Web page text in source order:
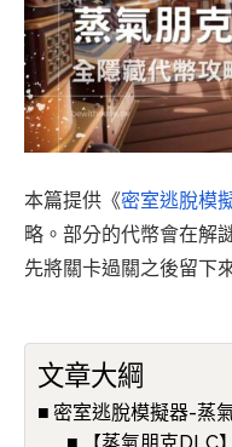
本篇提供《密室逃脫模
略。部分的代幣會在解
先將關卡過關之後留下
文章大綱
密室逃脫模擬器-蒸